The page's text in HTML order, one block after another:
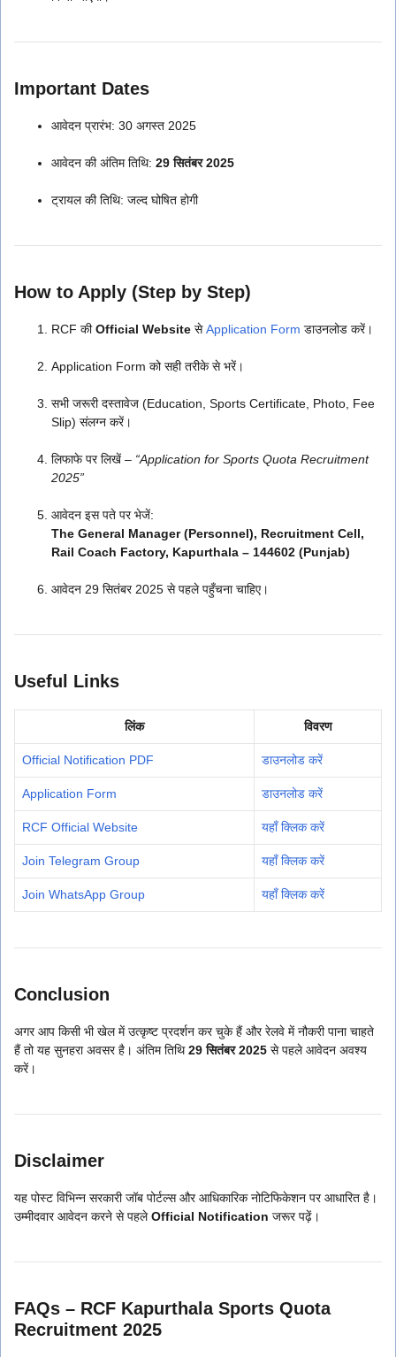
Important Dates
आवेदन प्रारंभ: 30 अगस्त 2025
आवेदन की अंतिम तिथि: 29 सितंबर 2025
ट्रायल की तिथि: जल्द घोषित होगी
How to Apply (Step by Step)
RCF कीOfficial Website सेApplication Form डाउनलोड करें।
Application Form को सही तरीके से भरें।
सभी जरूरी दस्तावेज (Education, Sports Certificate, Photo, Fee
Slip) संलग्न करें।
लिफाफे पर लिखें – “Application for Sports Quota Recruitment
2025”
आवेदन इस पते पर भेजें:
The General Manager (Personnel), Recruitment Cell,
Rail Coach Factory, Kapurthala – 144602 (Punjab)
आवेदन 29 सितंबर 2025 से पहले पहुँचना चाहिए।
Useful Links
लिंक विवरण
Official Notification PDF डाउनलोड करें
Application Form डाउनलोड करें
RCF Official Website यहाँ क्लिक करें
Join Telegram Group यहाँ क्लिक करें
Join WhatsApp Group यहाँ क्लिक करें
Conclusion
अगर आप किसी भी खेल में उत्कृष्ट प्रदर्शन कर चुके हैं और रेलवे में नौकरी पाना चाहते
हैं तो यह सुनहरा अवसर है। अंतिम तिथि29 सितंबर 2025 से पहले आवेदन अवश्य
करें।
Disclaimer
यह पोस्ट विभिन्न सरकारी जॉब पोर्टल्स और आधिकारिक नोटिफिकेशन पर आधारित है।
उम्मीदवार आवेदन करने से पहलेOfficial Notification जरूर पढ़ें।
FAQs – RCF Kapurthala Sports Quota
Recruitment 2025